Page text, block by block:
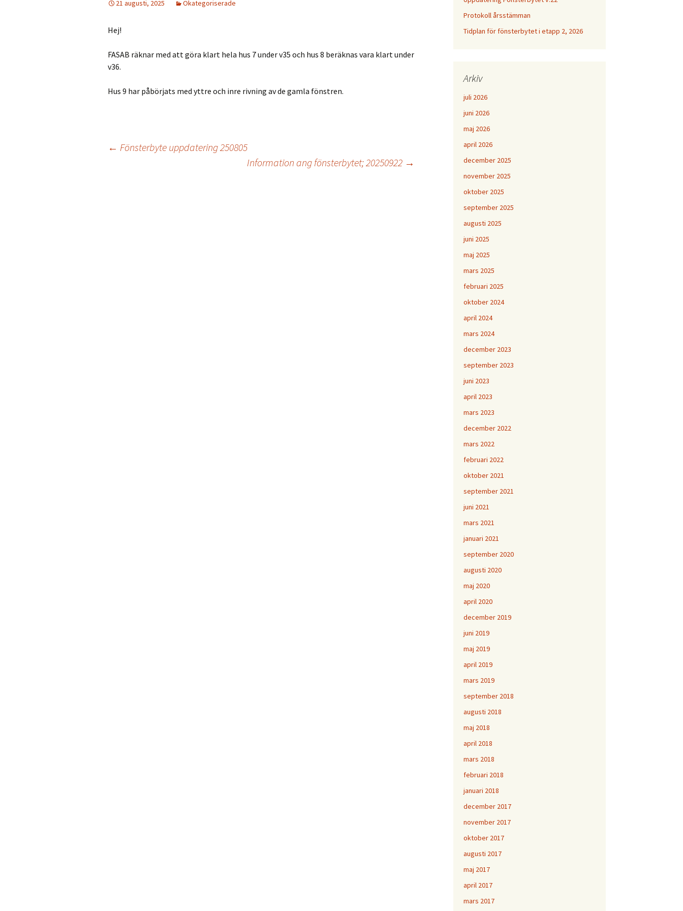
Fastighetsförvaltning
Tvättstugan – bokning
och nycklar
TV Internet /Wifi
Beställa nycklar & hyra
21 augusti, 2025 Okategoriserade
Hej!
FASAB räknar med att göra klart hela hus 7 under v35 och hus 8 beräknas vara klart under
v36.
Hus 9 har påbörjats med yttre och inre rivning av de gamla fönstren.
← Fönsterbyte uppdatering 250805
Information ang fönsterbytet; 20250922 →
Protokoll årsstämman
Tidplan för fönsterbytet i etapp 2, 2026
Arkiv
juli 2026
juni 2026
maj 2026
april 2026
december 2025
november 2025
oktober 2025
september 2025
augusti 2025
juni 2025
maj 2025
mars 2025
februari 2025
oktober 2024
april 2024
mars 2024
december 2023
september 2023
juni 2023
april 2023
mars 2023
december 2022
mars 2022
februari 2022
oktober 2021
september 2021
juni 2021
mars 2021
januari 2021
september 2020
augusti 2020
maj 2020
april 2020
december 2019
juni 2019
maj 2019
april 2019
mars 2019
september 2018
augusti 2018
maj 2018
april 2018
mars 2018
februari 2018
januari 2018
december 2017
november 2017
oktober 2017
augusti 2017
maj 2017
april 2017
mars 2017